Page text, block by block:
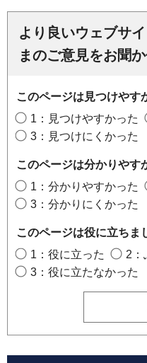
より良いウェブサ
まのご意見をお聞
このページは見つけやす
1：見つけやすかった
3：見つけにくかった
このページは分かりやす
1：分かりやすかった
3：分かりにくかった
このページは役に立ちま
1：役に立った
2：
3：役に立たなかった